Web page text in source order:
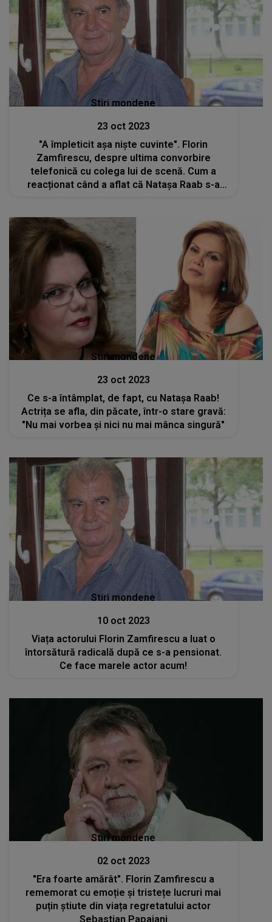
Stiri mondene
23 oct 2023
"A împleticit așa niște cuvinte". Florin
Zamfirescu, despre ultima convorbire
telefonică cu colega lui de scenă. Cum a
reacționat când a aflat că Natașa Raab s-a
Stiri mondene
23 oct 2023
Ce s-a întâmplat, de fapt, cu Natașa Raab!
Actrița se afla, din păcate, într-o stare gravă:
"Nu mai vorbea și nici nu mai mânca singură"
Stiri mondene
10 oct 2023
Viața actorului Florin Zamfirescu a luat o
întorsătură radicală după ce s-a pensionat.
Ce face marele actor acum!
Stiri mondene
02 oct 2023
"Era foarte amărât". Florin Zamfirescu a
rememorat cu emoție și tristețe lucruri mai
puțin știute din viața regretatului actor
Sebastian Papaiani